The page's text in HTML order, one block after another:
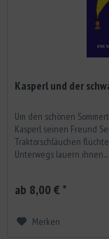
Kasperl und der
Um den schönen
Kasperl seinen Freund
Traktorschläuchen
Unterwegs lauern ihnen...
ab 8,00 € *
Merken